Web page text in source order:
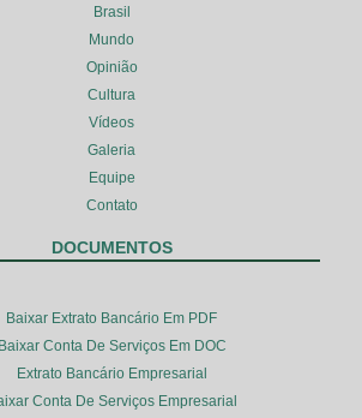
Brasil
Mundo
Opinião
Cultura
Vídeos
Galeria
Equipe
Contato
DOCUMENTOS
Baixar Extrato Bancário Em PDF
Baixar Conta De Serviços Em DOC
Extrato Bancário Empresarial
Conta De Serviços Empresarial